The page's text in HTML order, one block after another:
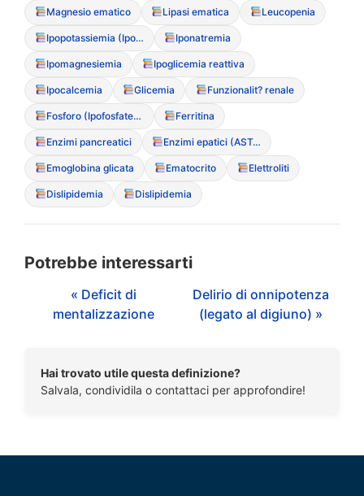
Magnesio ematico Lipasi ematica Leucopenia
Ipopotassiemia (Ipokaliemia) Iponatremia
Ipomagnesiemia Ipoglicemia reattiva
Ipocalcemia Glicemia Funzionalit? renale
Fosforo (Ipofosfatemia) Ferritina
Enzimi pancreatici Enzimi epatici (AST/ALT)
Emoglobina glicata Ematocrito Elettroliti
Dislipidemia Dislipidemia
Potrebbe interessarti
« Deficit di
mentalizzazione
Delirio di onnipotenza
(legato al digiuno) »
Hai trovato utile questa definizione?
Salvala, condividila o contattaci per approfondire!